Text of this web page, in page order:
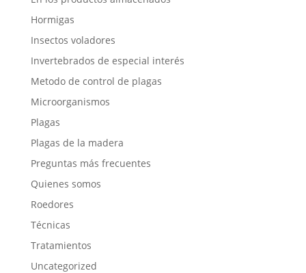
Hormigas
Insectos voladores
Invertebrados de especial interés
Metodo de control de plagas
Microorganismos
Plagas
Plagas de la madera
Preguntas más frecuentes
Quienes somos
Roedores
Técnicas
Tratamientos
Uncategorized